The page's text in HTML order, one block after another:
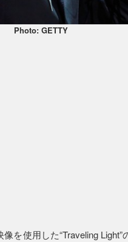
Photo: GETTY
を使用した“Traveling